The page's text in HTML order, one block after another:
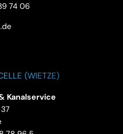
74 06
(WIETZE)
Kanalservice